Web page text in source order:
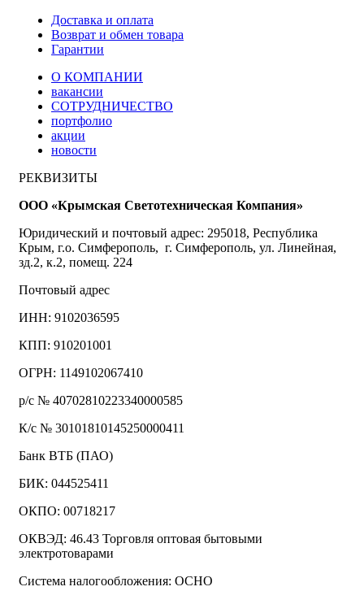
Доставка и оплата
Возврат и обмен товара
Гарантии
О КОМПАНИИ
вакансии
СОТРУДНИЧЕСТВО
портфолио
акции
новости
РЕКВИЗИТЫ
ООО «Крымская Светотехническая Компания»
Юридический и почтовый адрес: 295018, Республика
Крым, г.о. Симферополь, г. Симферополь, ул. Линейная,
зд.2, к.2, помещ. 224
Почтовый адрес
ИНН: 9102036595
КПП: 910201001
ОГРН: 1149102067410
р/с № 40702810223340000585
К/с № 30101810145250000411
Банк ВТБ (ПАО)
БИК: 044525411
ОКПО: 00718217
ОКВЭД: 46.43 Торговля оптовая бытовыми
электротоварами
Система налогообложения: ОСНО